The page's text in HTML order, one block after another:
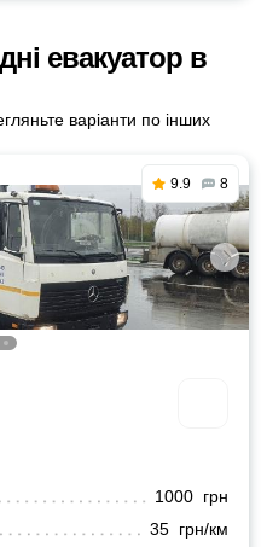
евакуатор в
варіанти по інших
9.9 8
1000 грн
35 грн/км